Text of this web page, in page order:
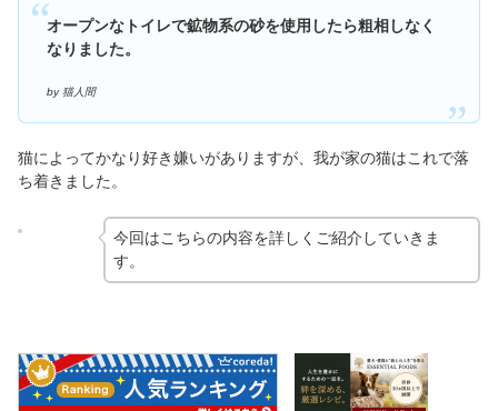
オープンなトイレで鉱物系の砂を使用したら粗相しなく
なりました。
by 猫人間
猫によってかなり好き嫌いがありますが、我が家の猫はこれで落
ち着きました。
今回はこちらの内容を詳しくご紹介していきま
す。